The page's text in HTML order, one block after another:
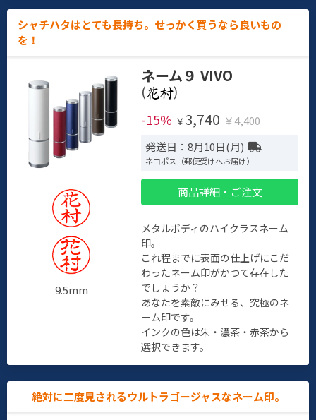
シャチハタはとても長持ち。せっかく買うなら良いもの
を！
9.5mm
ネーム９ VIVO
(
)
-15% ￥ 3,740 ￥4,400
発送日：8月10日(月)
ネコポス（郵便受けへお届け）
商品詳細・ご注文
メタルボディのハイクラスネーム
印。
これ程までに表面の仕上げにこだ
わったネーム印がかつて存在した
でしょうか？
あなたを素敵にみせる、究極のネ
ーム印です。
インクの色は朱・濃茶・赤茶から
選択できます。
絶対に二度見されるウルトラゴージャスなネーム印。